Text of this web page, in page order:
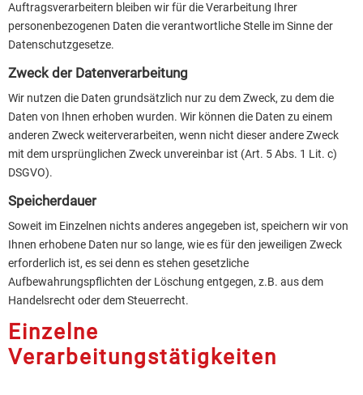
Auftragsverarbeitern bleiben wir für die Verarbeitung Ihrer
personenbezogenen Daten die verantwortliche Stelle im Sinne der
Datenschutzgesetze.
Zweck der Datenverarbeitung
Wir nutzen die Daten grundsätzlich nur zu dem Zweck, zu dem die
Daten von Ihnen erhoben wurden. Wir können die Daten zu einem
anderen Zweck weiterverarbeiten, wenn nicht dieser andere Zweck
mit dem ursprünglichen Zweck unvereinbar ist (Art. 5 Abs. 1 Lit. c)
DSGVO).
Speicherdauer
Soweit im Einzelnen nichts anderes angegeben ist, speichern wir von
Ihnen erhobene Daten nur so lange, wie es für den jeweiligen Zweck
erforderlich ist, es sei denn es stehen gesetzliche
Aufbewahrungspflichten der Löschung entgegen, z.B. aus dem
Handelsrecht oder dem Steuerrecht.
Einzelne
Verarbeitungstätigkeiten